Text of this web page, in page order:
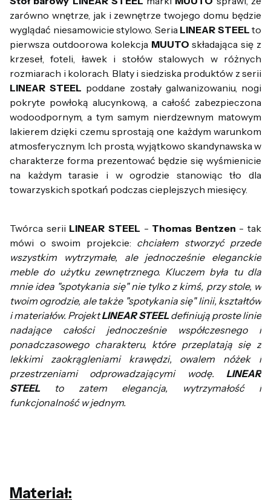
zarówno wnętrze, jak i zewnętrze twojego domu będzie
wyglądać niesamowicie stylowo. Seria LINEAR STEEL to
pierwsza outdoorowa kolekcja MUUTO składająca się z
krzeseł, foteli, ławek i stołów stalowych w różnych
rozmiarach i kolorach. Blaty i siedziska produktów z serii
LINEAR STEEL poddane zostały galwanizowaniu, nogi
pokryte powłoką alucynkową, a całość zabezpieczona
wodoodpornym, a tym samym nierdzewnym matowym
lakierem dzięki czemu sprostają one każdym warunkom
atmosferycznym. Ich prosta, wyjątkowo skandynawska w
charakterze forma prezentować będzie się wyśmienicie
na każdym tarasie i w ogrodzie stanowiąc tło dla
towarzyskich spotkań podczas cieplejszych miesięcy.
Twórca serii LINEAR STEEL - Thomas Bentzen - tak
mówi o swoim projekcie: chciałem stworzyć przede
wszystkim wytrzymałe, ale jednocześnie eleganckie
meble do użytku zewnętrznego. Kluczem była tu dla
mnie idea "spotykania się" nie tylko z kimś, przy stole, w
twoim ogrodzie, ale także "spotykania się" linii, kształtów
i materiałów. ProjektLINEAR STEELdefiniują proste linie
nadające całości jednocześnie współczesnego i
ponadczasowego charakteru, które przeplatają się z
lekkimi zaokrągleniami krawędzi, owalem nóżek i
przestrzeniami odprowadzającymi wodę. LINEAR
STEELto zatem elegancja, wytrzymałość i
funkcjonalność w jednym.
Materiał: